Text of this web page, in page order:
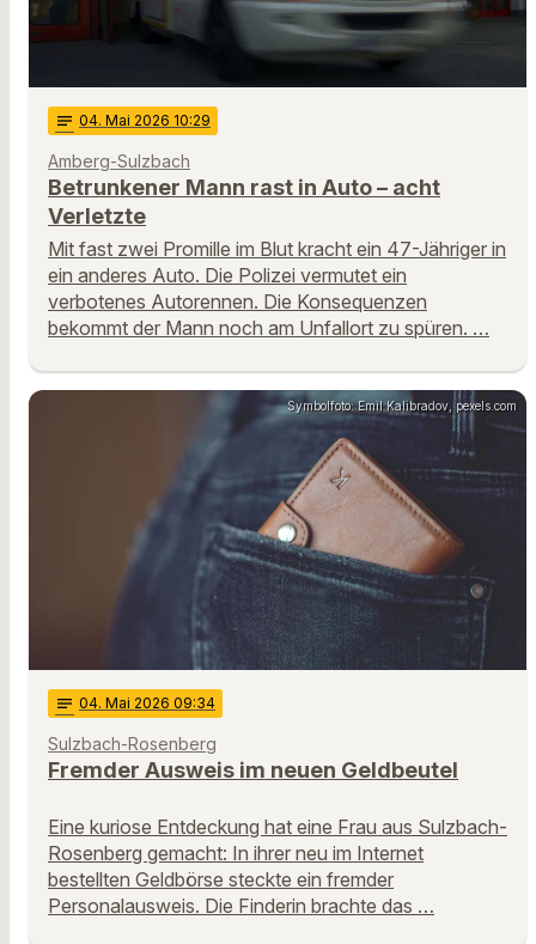
notes 04. Mai 2026 10:29
Amberg-Sulzbach
Betrunkener Mann rast in Auto – acht
Verletzte
Mit fast zwei Promille im Blut kracht ein 47-Jähriger in
ein anderes Auto. Die Polizei vermutet ein
verbotenes Autorennen. Die Konsequenzen
bekommt der Mann noch am Unfallort zu spüren. …
Symbolfoto: Emil Kalibradov, pexels.com
notes 04. Mai 2026 09:34
Sulzbach-Rosenberg
Fremder Ausweis im neuen Geldbeutel
Eine kuriose Entdeckung hat eine Frau aus Sulzbach-
Rosenberg gemacht: In ihrer neu im Internet
bestellten Geldbörse steckte ein fremder
Personalausweis. Die Finderin brachte das …